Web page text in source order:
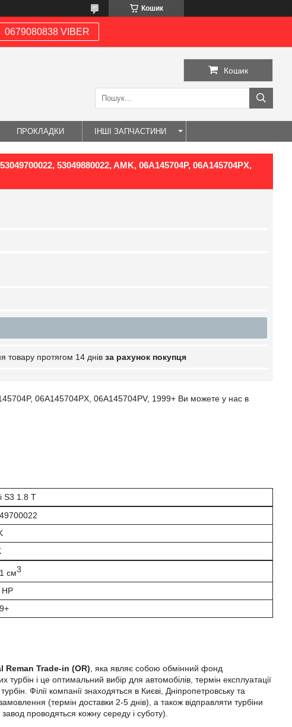
Кошик
0679080838 VIBER
Кошик
ПРОКЛАДКИ ІНШІ ЗАПЧАСТИНИ
53049880022, AMK, 06A145704P, 06A145704PX,
товару протягом 14 днів за рахунок покупця
06A145704PX, 06A145704PV, 1999+ Ви можете у нас в
S3 1.8 T
см3
HP
Reman Trade-in (OR) , яка являє собою обмінний фонд
і це оптимальний вибір для автомобілів, термін експлуатації
Філії компанії знаходяться в Києві, Дніпропетровську та
(термін доставки 2-5 днів), а також відправляти турбіни
проводяться кожну середу і суботу).